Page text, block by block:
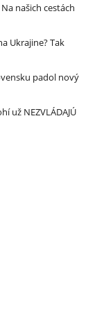
našich cestách
Ukrajine? Tak
padol nový
už NEZVLÁDAJÚ